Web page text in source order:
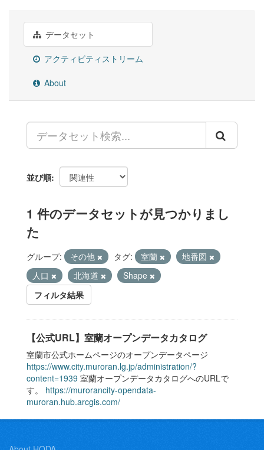
データセット
アクティビティストリーム
About
並び順
1 件のデータセットが見つかりまし
た
グループ: その他 タグ: 室蘭
地番図
人口
北海道
Shape
フィルタ結果
【公式URL】室蘭オープンデータカタログ
室蘭市公式ホームページのオープンデータページ
https://www.city.muroran.lg.jp/administration/?
content=1939 室蘭オープンデータカタログへのURLで
す。 https://murorancity-opendata-
muroran.hub.arcgis.com/